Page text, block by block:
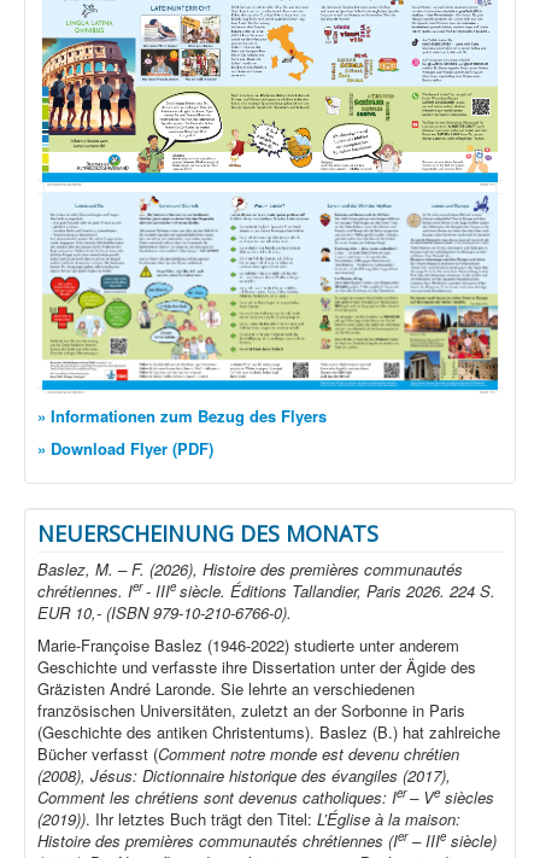
» Informationen zum Bezug des Flyers
» Download Flyer (PDF)
NEUERSCHEINUNG DES MONATS
Baslez, M. – F. (2026), Histoire des premières communautés
chrétiennes. Ier- IIIe siècle. Éditions Tallandier, Paris 2026. 224 S.
EUR 10,- (ISBN 979-10-210-6766-0).
Marie-Françoise Baslez (1946-2022) studierte unter anderem
Geschichte und verfasste ihre Dissertation unter der Ägide des
Gräzisten André Laronde. Sie lehrte an verschiedenen
französischen Universitäten, zuletzt an der Sorbonne in Paris
(Geschichte des antiken Christentums). Baslez (B.) hat zahlreiche
Bücher verfasst (Comment notre monde est devenu chrétien
(2008), Jésus: Dictionnaire historique des évangiles (2017),
Comment les chrétiens sont devenus catholiques: Ier– Ve siècles
(2019)). Ihr letztes Buch trägt den Titel: L’Église à la maison:
Histoire des premières communautés chrétiennes (Ier– IIIe siècle)